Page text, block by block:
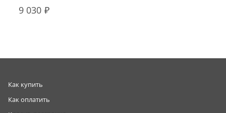
9 030
Как купить
Как оплатить